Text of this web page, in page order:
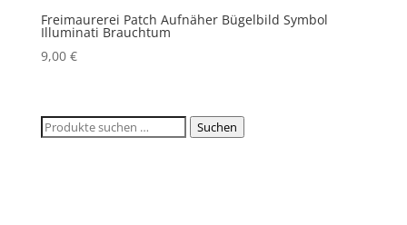
Freimaurerei Patch Aufnäher Bügelbild Symbol
Illuminati Brauchtum
9,00 €
Suchen
Suchen